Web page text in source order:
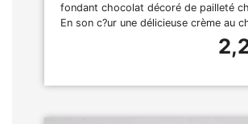
fondant chocolat décoré de pailleté
En son c?ur une délicieuse crème au